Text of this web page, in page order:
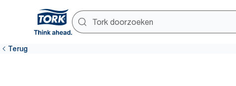
Terug